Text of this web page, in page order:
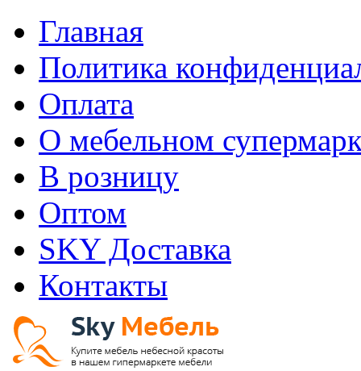
Главная
Политика
Оплата
О мебельном
В розницу
Оптом
SKY Доставка
Контакты